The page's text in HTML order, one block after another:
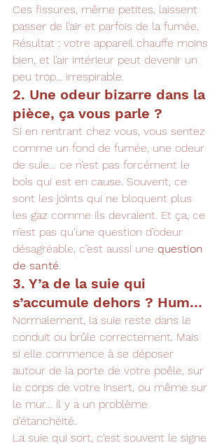
Ces fissures, même petites, laissent
passer de l’air et parfois de la fumée.
Résultat : votre appareil chauffe moins
bien, et l’air intérieur peut devenir un
peu trop... irrespirable.
2. Une odeur bizarre dans la
pièce, ça vous parle ?
Si en rentrant chez vous, vous sentez
comme un fond de fumée, une odeur
de suie… ce n’est pas forcément le
bois qui est en cause. Souvent, ce
sont les joints qui ne bloquent plus
les gaz comme ils devraient. Et ça, ce
n’est pas qu’une question d’odeur
désagréable, c’est aussi une question
de santé
3. Y’a de la suie qui
s’accumule dehors ? Hum…
Normalement, la suie reste dans le
conduit ou brûle correctement. Mais
si elle commence à se déposer
autour de la porte de votre poêle, sur
le corps de votre insert, ou même sur
le mur… il y a un problème
d’étanchéité.
La suie qui sort, c’est souvent le signe